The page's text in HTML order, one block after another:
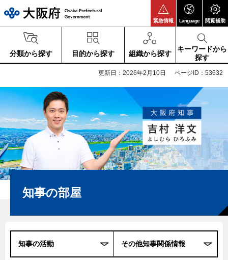
緊急情報 Language 閲覧補助
分類から探す 目的から探す 組織から探す
キーワードから
探す
更新日：2026年2月10日 ページID：53632
知事の部屋
知事の活動 その他知事関係情報